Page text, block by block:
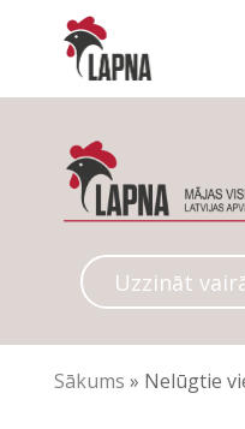
Uzzināt
Sākums » Nelūgtie